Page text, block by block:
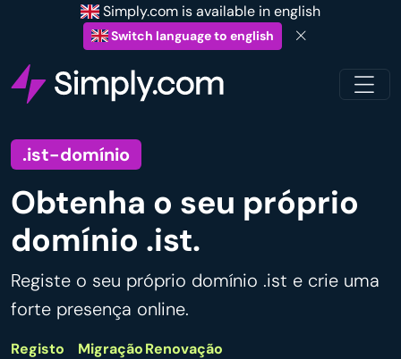
Simply.com is available in english
Switch language to english
.ist-domínio
Obtenha o seu próprio
domínio .ist.
Registe o seu próprio domínio .ist e crie uma
forte presença online.
Registo
MigraçãoRenovação